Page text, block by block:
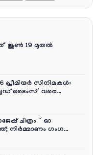
ജൂൺ 19 മുതൽ
പ്രീമിയർ സിനിമകൾ:
ടൈംസ്’ വരെ
ചിത്രം ” ഓ
നിർമ്മാണം ഗംഗ